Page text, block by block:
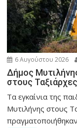
6 Αυγούστου 2026
Δήμος
στους Ταξιάρχες
Tα εγκαίνια της
Μυτιλήνης στους